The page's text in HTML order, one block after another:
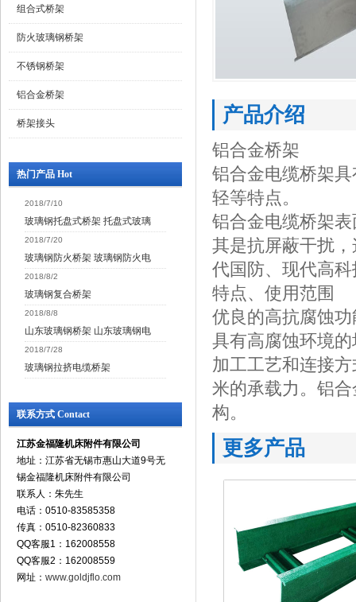
组合式桥架
防火玻璃钢桥架
不锈钢桥架
铝合金桥架
桥架接头
热门产品 Hot
2018/7/10
玻璃钢托盘式桥架 托盘式玻璃
2018/7/20
玻璃钢防火桥架 玻璃钢防火电
2018/8/2
玻璃钢复合桥架
2018/8/8
山东玻璃钢桥架 山东玻璃钢电
2018/7/28
玻璃钢拉挤电缆桥架
联系方式 Contact
江苏金福隆机床附件有限公司
地址：江苏省无锡市惠山大道9号无
锡金福隆机床附件有限公司
联系人：朱先生
电话：0510-83585358
传真：0510-82360833
QQ客服1：162008558
QQ客服2：162008559
网址： www.goldjflo.com
产品介绍
铝合金桥架
铝合金电缆桥架
轻等特点。
铝合金电缆桥架
其是抗屏蔽干扰
代国防、现代高
特点、使用范围
优良的高抗腐蚀
具有高腐蚀环境
加工工艺和连接
米的承载力。铝
构。
更多产品